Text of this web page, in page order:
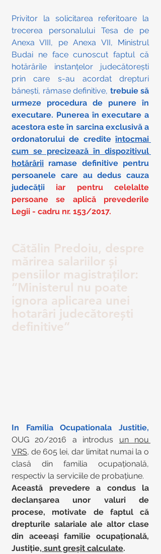
Privitor la solicitarea referitoare la
trecerea personalului Tesa de pe
Anexa VIII, pe Anexa VII, Ministrul
Budai ne face cunoscut faptul că
hotărârile instanțelor judecătorești
prin care s-au acordat drepturi
bănești, rămase definitive, trebuie să
urmeze procedura de punere în
executare. Punerea în executare a
acestora este în sarcina exclusivă a
ordonatorului de credite întocmai
cum se precizează în dispozitivul
hotărârii ramase definitive pentru
persoanele care au dedus cauza
judecății iar pentru celelalte
persoane se aplică prevederile
Legii - cadru nr. 153/2017.
Cătălin Predoiu, despre
mărirea salariilor și
pensiilor magistraților:
”Ministerul nu poate
ignora aplicarea unei
hotarâri judecătorești
definitive”
OUG 20/2016 a introdus un nou
VRS, de 605 lei, dar limitat numai la o
clasă din familia ocupațională,
respectiv la serviciile de probațiune.
Această prevedere a condus la
declanșarea unor valuri de
procese, motivate de faptul că
drepturile salariale ale altor clase
din aceeași familie ocupațională,
Justiție, sunt greșit calculate.